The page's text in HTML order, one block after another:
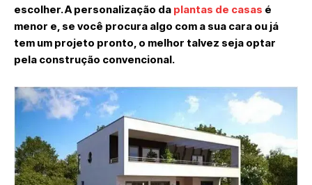
escolher. A personalização da plantas de casas é
menor e, se você procura algo com a sua cara ou já
tem um projeto pronto, o melhor talvez seja optar
pela construção convencional.